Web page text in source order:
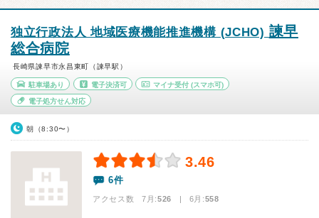
独立行政法人 地域医療機能推進機構 (JCHO) 諫早
総合病院
長崎県諫早市永昌東町（諫早駅）
駐車場あり 電子決済可 マイナ受付 (スマホ可)
電子処方せん対応
朝（8:30〜）
3.46
6件
アクセス数 7月:526 | 6月:558